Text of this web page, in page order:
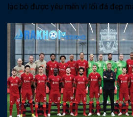
lạc bộ được yêu mến vì lối đá đẹp